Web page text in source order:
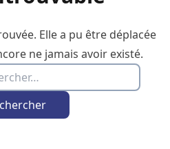
Elle a pu être déplacée
ne jamais avoir existé.